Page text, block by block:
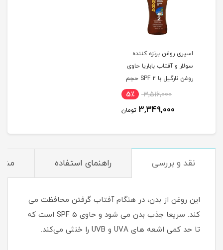
اسپری روغن برنزه کننده
سولار و آفتاب باباریا حاوی
روغن نارگیل با SPF 2 حجم
3,516,000 5٪
3,349,000 تومان
نقد و بررسی راهنمای استفاده
این روغن از بدن، در هنگام آفتاب گرفتن محافظت می
کند. سریعا جذب بدن می شود و حاوی SPF 5 است که
تا حد کمی اشعه های UVA و UVB را خنثی می‌کند.